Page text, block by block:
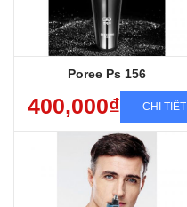
Poree Ps 156
400,000₫ CHI TIẾT